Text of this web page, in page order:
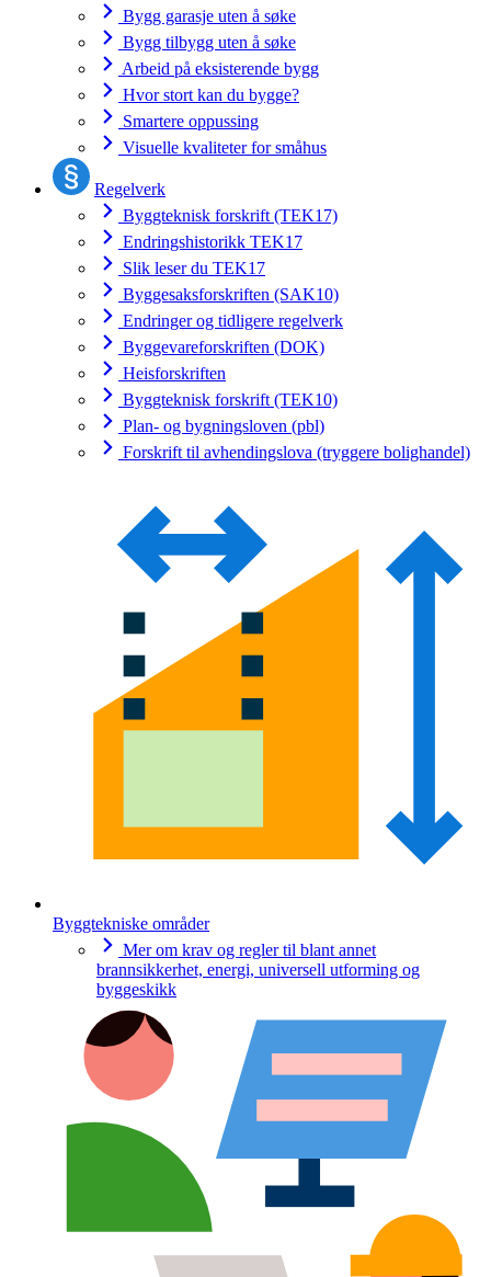
Bygg garasje uten å søke
Bygg tilbygg uten å søke
Arbeid på eksisterende bygg
Hvor stort kan du bygge?
Smartere oppussing
Visuelle kvaliteter for småhus
Regelverk
Byggteknisk forskrift (TEK17)
Endringshistorikk TEK17
Slik leser du TEK17
Byggesaksforskriften (SAK10)
Endringer og tidligere regelverk
Byggevareforskriften (DOK)
Heisforskriften
Byggteknisk forskrift (TEK10)
Plan- og bygningsloven (pbl)
Forskrift til avhendingslova (tryggere bolighandel)
Byggtekniske områder
Mer om krav og regler til blant annet
brannsikkerhet, energi, universell utforming og
byggeskikk